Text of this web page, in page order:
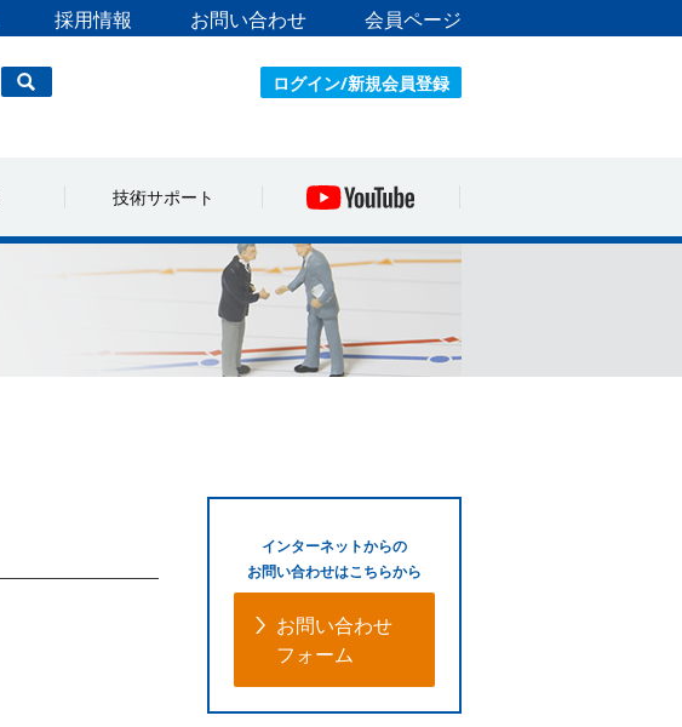
採用情報 お問い合わせ 会員ページ
ログイン/新規会員登録
技術サポート
インターネットからの
お問い合わせはこちらから
お問い合わせ
フォーム